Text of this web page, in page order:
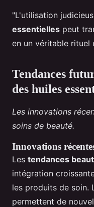
"L'utilisation
essentielles peut
en un véritable rituel
Tendances
des huiles
Les innovations
soins de beauté.
Innovations
Les tendances
intégration
les produits de soin.
permettent de